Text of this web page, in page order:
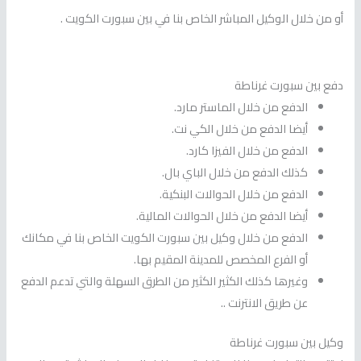
أو من خلال الوكيل المباشر الخاص بنا في بين سبورت الكويت .
دفع بين سبورت غرناطة
الدفع من خلال الماستر مارد.
أيضا الدفع من خلال الكي نت.
الدفع من خلال الفيزا كارد.
كذلك الدفع من خلال الباي بال.
الدفع من خلال الحوالات البنكية.
أيضا الدفع من خلال الحوالات المالية.
الدفع من خلال وكيل بين سبورت الكويت الخاص بنا في مكانك
أو الفرع المخصص للمدينة المقيم بها.
وغيرها كذلك الكثير الكثير من الطرق السهلة والتي تدعم الدفع
عن طريق الانترنت ..
وكيل بين سبورت غرناطة